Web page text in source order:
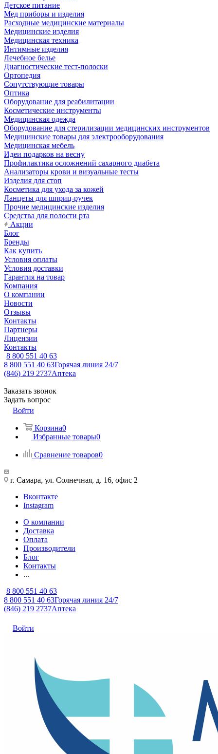
Детское питание
Мед приборы и изделия
Расходные медицинские материалы
Медицинские изделия
Медицинская техника
Интимные изделия
Лечебное белье
Диагностические тест-полоски
Ортопедия
Сопутствующие товары
Оптика
Оборудование для реабилитации
Косметические инструменты
Медицинская одежда
Оборудование для стерилизации медицинских инструментов
Медицинские товары для электрооборудования
Медицинская мебель
Идеи подарков на весну
Профилактика осложнений сахарного диабета
Анализаторы крови и визуальные тесты
Изделия для стоп
Косметика для ухода за кожей
Ланцеты для шприц-ручек
Прочие медицинские изделия
Средства для полости рта
Акции
Блог
Бренды
Как купить
Условия оплаты
Условия доставки
Гарантия на товар
Компания
О компании
Новости
Отзывы
Контакты
Партнеры
Лицензии
Контакты
8 800 551 40 63
8 800 551 40 63Горячая линия 24/7
(846) 219 2737Аптека
Заказать звонок
Задать вопрос
Войти
Корзина0
Избранные товары0
Сравнение товаров0
г. Самара, ул. Солнечная, д. 16, офис 2
Вконтакте
Instagram
О компании
Доставка
Оплата
Производители
Блог
Контакты
...
8 800 551 40 63
8 800 551 40 63Горячая линия 24/7
(846) 219 2737Аптека
Войти